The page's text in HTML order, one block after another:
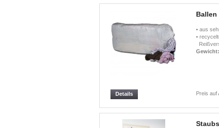
• aus
•
Gewicht:
Preis auf
Details